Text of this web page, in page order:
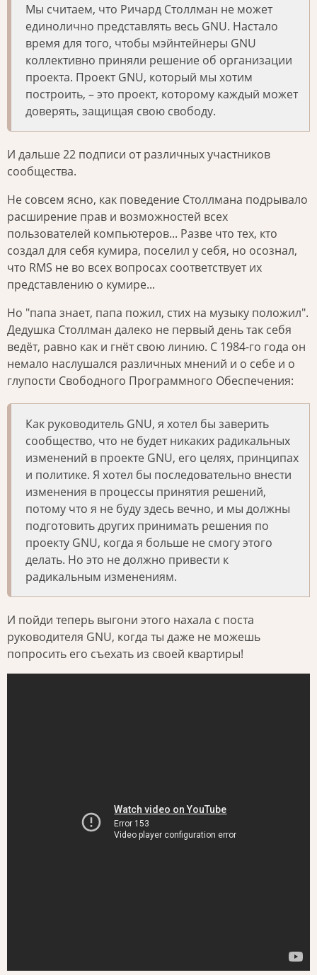
Мы считаем, что Ричард Столлман не может
единолично представлять весь GNU. Настало
время для того, чтобы мэйнтейнеры GNU
коллективно приняли решение об организации
проекта. Проект GNU, который мы хотим
построить, – это проект, которому каждый может
доверять, защищая свою свободу.
И дальше 22 подписи от различных участников
сообщества.
Не совсем ясно, как поведение Столлмана подрывало
расширение прав и возможностей всех
пользователей компьютеров... Разве что тех, кто
создал для себя кумира, поселил у себя, но осознал,
что RMS не во всех вопросах соответствует их
представлению о кумире...
Но "папа знает, папа пожил, стих на музыку положил".
Дедушка Столлман далеко не первый день так себя
ведёт, равно как и гнёт свою линию. С 1984-го года он
немало наслушался различных мнений и о себе и о
глупости Свободного Программного Обеспечения:
Как руководитель GNU, я хотел бы заверить
сообщество, что не будет никаких радикальных
изменений в проекте GNU, его целях, принципах
и политике. Я хотел бы последовательно внести
изменения в процессы принятия решений,
потому что я не буду здесь вечно, и мы должны
подготовить других принимать решения по
проекту GNU, когда я больше не смогу этого
делать. Но это не должно привести к
радикальным изменениям.
И пойди теперь выгони этого нахала с поста
руководителя GNU, когда ты даже не можешь
попросить его съехать из своей квартиры!